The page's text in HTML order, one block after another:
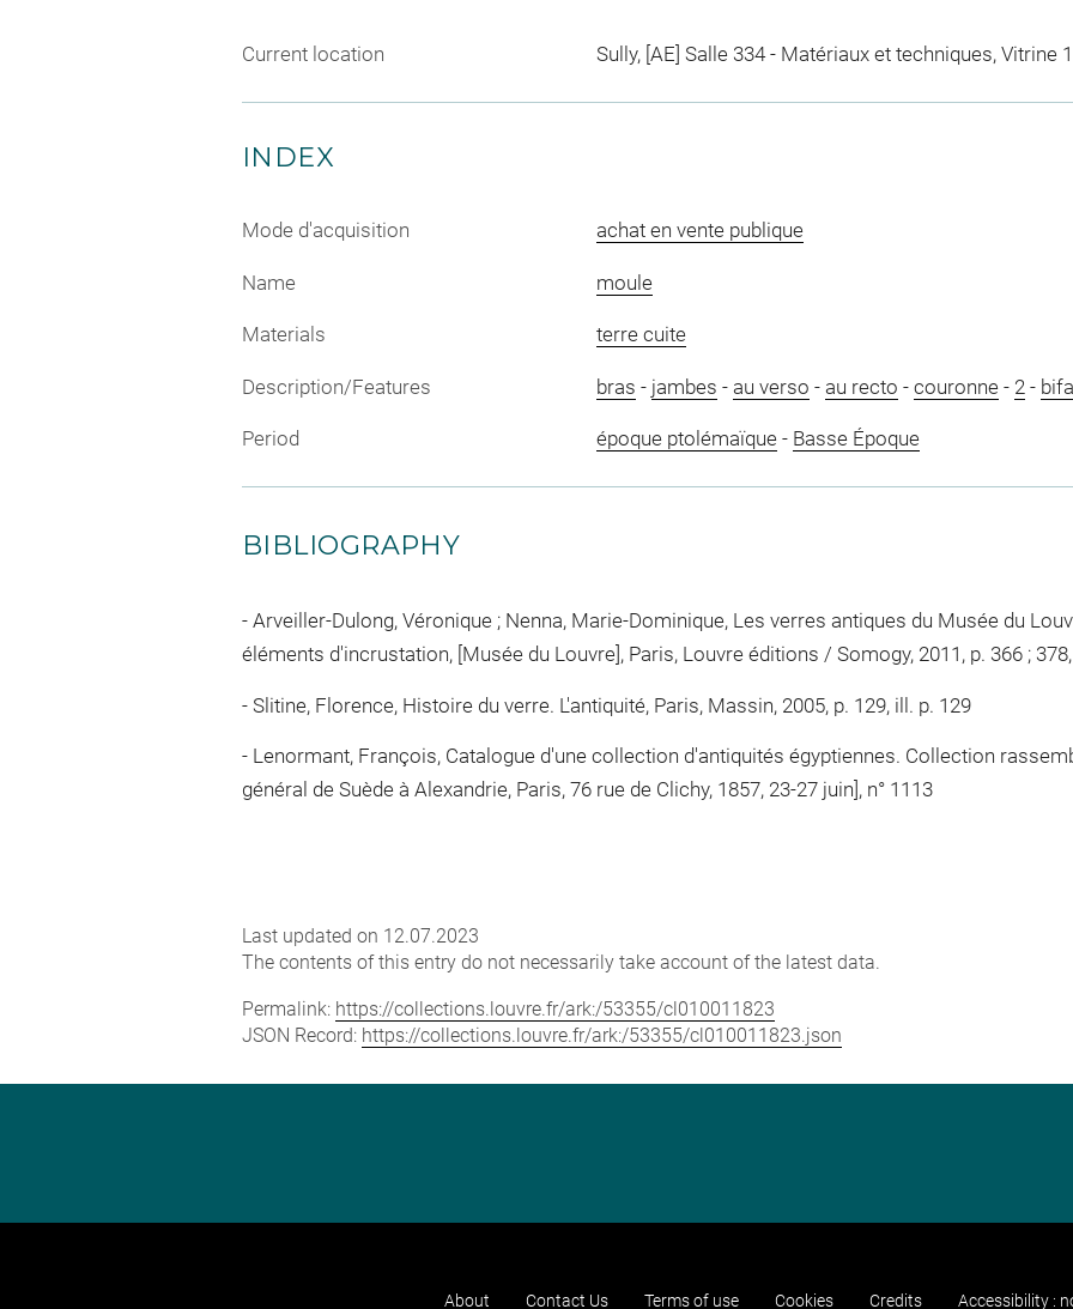
Current location Sully, [AE] Salle 334 - Matériaux et techniques, Vitrine
INDEX
Mode d'acquisition achat en vente publique
Name moule
Materials terre cuite
Description/Features bras - jambes - au verso - au recto - couronne- 2 -
Period époque ptolémaïque- Basse Époque
BIBLIOGRAPHY
Arveiller-Dulong, Véronique ; Nenna, Marie-Dominique, Les verres antiques du Musée du
éléments d'incrustation, [Musée du Louvre], Paris, Louvre éditions / Somogy, 2011, p. 366 ; 378,
Slitine, Florence, Histoire du verre. L'antiquité, Paris, Massin, 2005, p. 129, ill. p. 129
Lenormant, François, Catalogue d'une collection d'antiquités égyptiennes. Collection
général de Suède à Alexandrie, Paris, 76 rue de Clichy, 1857, 23-27 juin], n° 1113
Last updated on 12.07.2023
The contents of this entry do not necessarily take account of the latest data.
Permalink: https://collections.louvre.fr/ark:/53355/cl010011823
JSON Record: https://collections.louvre.fr/ark:/53355/cl010011823.json
About Contact Us Terms of use Cookies Credits Accessibility :